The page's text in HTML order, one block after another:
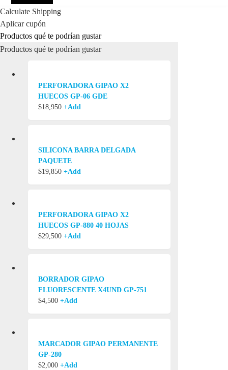
Calculate Shipping
Aplicar cupón
Productos qué te podrían gustar
Productos qué te podrían gustar
PERFORADORA GIPAO X2
HUECOS GP-06 GDE
$18,950 +Add
SILICONA BARRA DELGADA
PAQUETE
$19,850 +Add
PERFORADORA GIPAO X2
HUECOS GP-880 40 HOJAS
$29,500 +Add
BORRADOR GIPAO
FLUORESCENTE X4UND GP-751
$4,500 +Add
MARCADOR GIPAO PERMANENTE
GP-280
$2,000 +Add